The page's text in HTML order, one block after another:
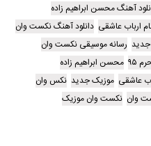
آهنگ محسن ابراهیم زاده
ارباب عاشقی دانلود آهنگ نکست وان
جدید رسانه موسیقی نکست وان
۹۵
محسن ابراهیم زاده
عاشقی موزیک جدید نکس وان
وان نکست وان موزیک